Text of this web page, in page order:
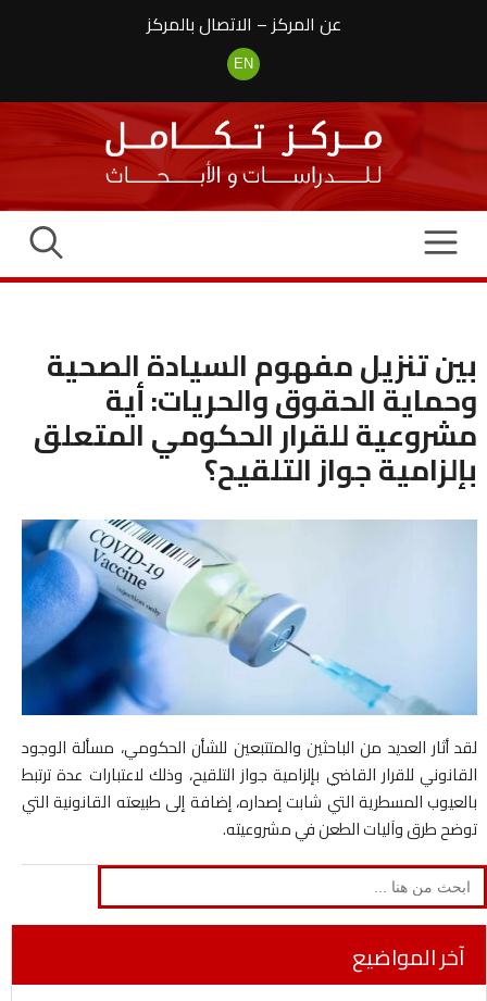
عن المركز– الاتصال بالمركز
EN
بين تنزيل مفهوم السيادة الصحية
وحماية الحقوق والحريات: أية
مشروعية للقرار الحكومي المتعلق
بإلزامية جواز التلقيح؟
لقد أثار العديد من الباحثين والمتتبعين للشأن الحكومي، مسألة الوجود
القانوني للقرار القاضي بإلزامية جواز التلقيح، وذلك لاعتبارات عدة ترتبط
بالعيوب المسطرية التي شابت إصداره، إضافة إلى طبيعته القانونية التي
توضح طرق وآليات الطعن في مشروعيته.
Search
for:
آخر المواضيع